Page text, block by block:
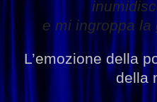
e mi ingroppa la
L’emozione della
della